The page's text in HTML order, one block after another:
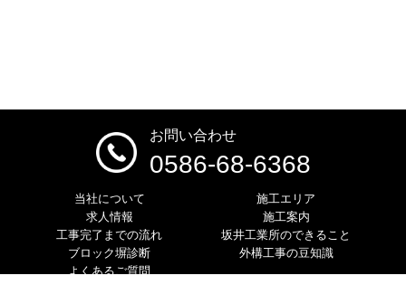
お問い合わせ
0586-68-6368
当社について
施工エリア
求人情報
施工案内
工事完了までの流れ
坂井工業所のできること
ブロック塀診断
外構工事の豆知識
よくあるご質問